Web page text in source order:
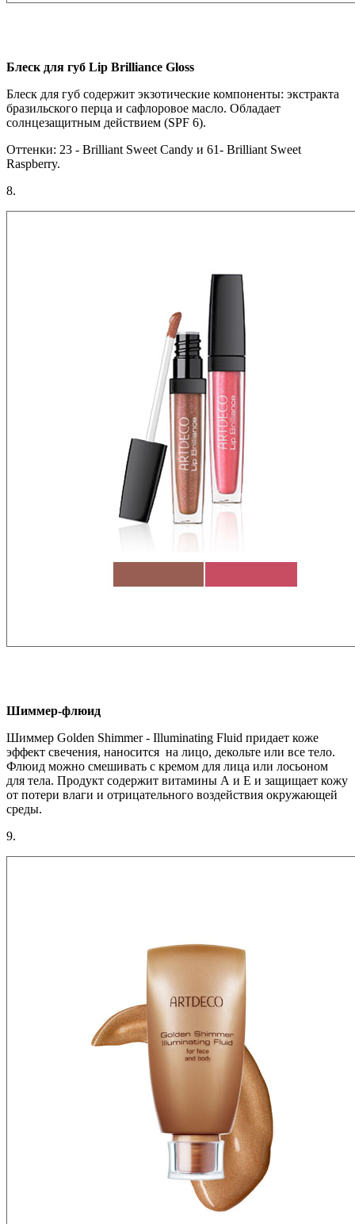
Блеск для губ Lip Brilliance Gloss
Блеск для губ содержит экзотические компоненты: экстракта
бразильского перца и сафлоровое масло. Обладает
солнцезащитным действием (SPF 6).
Оттенки: 23 - Brilliant Sweet Candy и 61- Brilliant Sweet
Raspberry.
8.
Шиммер-флюид
Шиммер Golden Shimmer - Illuminating Fluid придает коже
эффект свечения, наносится на лицо, декольте или все тело.
Флюид можно смешивать с кремом для лица или лосьоном
для тела. Продукт содержит витамины А и Е и защищает кожу
от потери влаги и отрицательного воздействия окружающей
среды.
9.